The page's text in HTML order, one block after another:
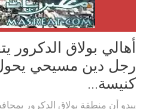
أهالي بولاق الدكرور
رجل دين مسيحي
كنيسة...
يبدو أن منطقة بولاق الدكرور